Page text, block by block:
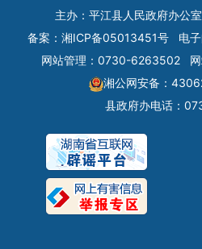
主办：平江县人民政府办公室
备案： 湘ICP备05013451号 电
网站管理：0730-6263502
湘公网安备：
县政府办电话：